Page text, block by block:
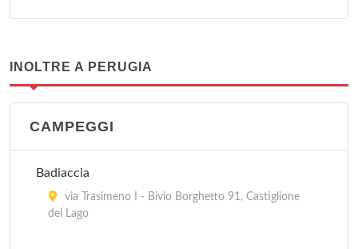
INOLTRE A PERUGIA
CAMPEGGI
Badiaccia
via Trasimeno I - Bivio Borghetto 91, Castiglione
del Lago